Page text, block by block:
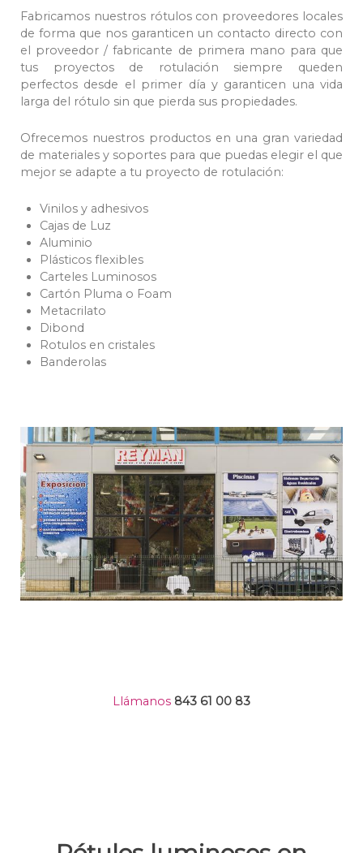
Fabricamos nuestros rótulos con proveedores locales
de forma que nos garanticen un contacto directo con
el proveedor / fabricante de primera mano para que
tus proyectos de rotulación siempre queden
perfectos desde el primer día y garanticen una vida
larga del rótulo sin que pierda sus propiedades.
Ofrecemos nuestros productos en una gran variedad
de materiales y soportes para que puedas elegir el que
mejor se adapte a tu proyecto de rotulación:
Vinilos y adhesivos
Cajas de Luz
Aluminio
Plásticos flexibles
Carteles Luminosos
Cartón Pluma o Foam
Metacrilato
Dibond
Rotulos en cristales
Banderolas
Llámanos 843 61 00 83